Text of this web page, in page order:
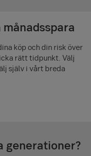
köp och din risk över
rätt tidpunkt. Välj
själv i vårt breda
generationer?